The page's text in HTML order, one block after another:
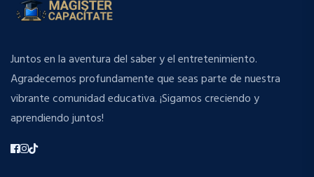
Juntos en la aventura del saber y el entretenimiento.
Agradecemos profundamente que seas parte de nuestra
vibrante comunidad educativa. ¡Sigamos creciendo y
aprendiendo juntos!